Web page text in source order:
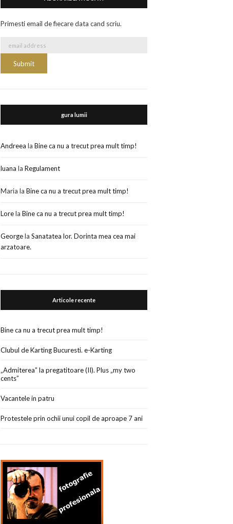
Primesti email de fiecare data cand scriu.
gura lumii
Andreea laBine ca nu a trecut prea mult timp!
luana laRegulament
Maria laBine ca nu a trecut prea mult timp!
LorelaBine ca nu a trecut prea mult timp!
GeorgelaSanatatea lor. Dorinta mea cea mai
arzatoare.
Articole recente
Bine ca nu a trecut prea mult timp!
Clubul de Karting Bucuresti. e-Karting
„Admiterea” la pregatitoare (II). Plus „my two
cents”
Vacantele in patru
Protestele prin ochii unui copil de aproape 7 ani